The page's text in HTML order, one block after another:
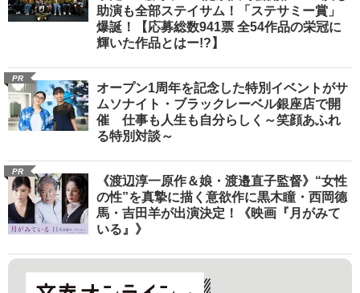
助演も全部ステイサム！「ステサミー賞」
爆誕！【応募総数941票 全54作品の栄冠に
輝いた作品とはー!?】
PR
オープン1周年を記念した特別イベントがサ
ムソナイト・ブラックレーベル銀座店で開
催 仕事も人生も自分らしく～笑顔あふれ
る特別対談～
PR
《渡辺淳一原作＆娘・渡邉直子監督》“女性
の性”を真摯に描く意欲作に黒木瞳・西岡德
馬・吉田羊が出演決定！《映画『月がみて
いる』》